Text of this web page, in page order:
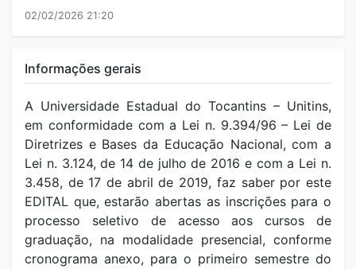
02/02/2026 21:20
Informações gerais
A Universidade Estadual do Tocantins – Unitins,
em conformidade com a Lei n. 9.394/96 – Lei de
Diretrizes e Bases da Educação Nacional, com a
Lei n. 3.124, de 14 de julho de 2016 e com a Lei n.
3.458, de 17 de abril de 2019, faz saber por este
EDITAL que, estarão abertas as inscrições para o
processo seletivo de acesso aos cursos de
graduação, na modalidade presencial, conforme
cronograma anexo, para o primeiro semestre do